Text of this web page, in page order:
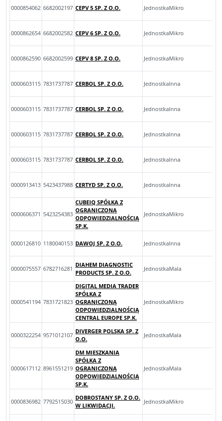
0000854062 6682002197 CEPV 5 SP. Z O.O. JednostkaMikro
0000862654 6682002582 CEPV 6 SP. Z O.O. JednostkaMikro
0000862590 6682002599 CEPV 8 SP. Z O.O. JednostkaMikro
0000603115 7831737787 CERBOL SP. Z O.O. JednostkaInna
0000603115 7831737787 CERBOL SP. Z O.O. JednostkaInna
0000603115 7831737787 CERBOL SP. Z O.O. JednostkaInna
0000603115 7831737787 CERBOL SP. Z O.O. JednostkaInna
0000913413 5423437988 CERTYD SP. Z O.O. JednostkaInna
0000606371 5423254383
CUBEIQ SPÓŁKA Z
OGRANICZONĄ
ODPOWIEDZIALNOŚCIĄ
SP.K.
JednostkaMikro
0000126810 1180040153 DAWOJ SP. Z O.O. JednostkaInna
0000075557 6782716281
DIAHEM DIAGNOSTIC
PRODUCTS SP. Z O.O.
JednostkaMala
0000541194 7831721823
DIGITAL MEDIA TRADER
SPÓŁKA Z
OGRANICZONĄ
ODPOWIEDZIALNOŚCIĄ
CENTRAL EUROPE SP.K.
JednostkaMikro
0000322254 9571012107
DIVERGER POLSKA SP. Z
O.O.
JednostkaMala
0000617112 8961551219
DM MIESZKANIA
SPÓŁKA Z
OGRANICZONĄ
ODPOWIEDZIALNOŚCIĄ
SP.K.
JednostkaMala
0000836982 7792515030
DOBROSTANY SP. Z O.O.
W LIKWIDACJI.
JednostkaMikro